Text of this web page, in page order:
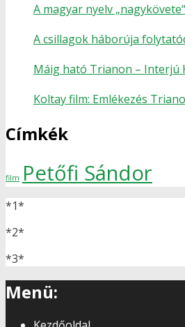
A magyar nyelv
A csillagok háborúja
Máig ható Trianon – Interjú
Koltay film: Emlékezés
Címkék
film Petőfi Sándor
*1*
*2*
*3*
Menü: